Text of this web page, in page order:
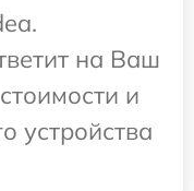
на Ваш
и
устройства